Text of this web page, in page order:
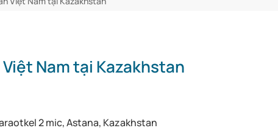
Nam tại Kazakhstan
2 mic, Astana, Kazakhstan